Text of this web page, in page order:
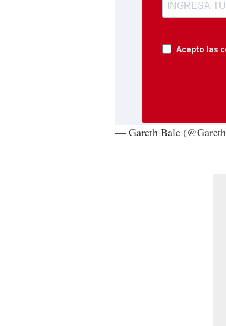
Acepto las
— Gareth Bale